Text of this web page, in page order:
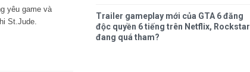
yêu game và
St.Jude.
Trailer gameplay mới của GTA 6 đăng
độc quyền 6 tiếng trên Netflix, Rockstar
đang quá tham?